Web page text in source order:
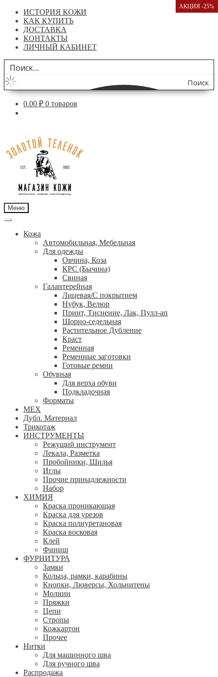
ИСТОРИЯ КОЖИ
КАК КУПИТЬ
ДОСТАВКА
КОНТАКТЫ
ЛИЧНЫЙ КАБИНЕТ
Поиск
по
0.00 ₽ 0 товаров
навигации
содержимому
Меню
Кожа
Автомобильная, Мебельная
Для одежды
Овчина, Коза
КРС (Бычина)
Свиная
Галантерейная
Лицевая/С покрытием
Нубук, Велюр
Принт, Тиснение, Лак, Пулл-ап
Шорно-седельная
Растительное Дубление
Краст
Ременная
Ременные заготовки
Готовые ремни
Обувная
Для верха обуви
Подкладочная
Форматы
МЕХ
Дубл. Материал
Трикотаж
ИНСТРУМЕНТЫ
Режущий инструмент
Лекала, Разметка
Пробойники, Шилья
Иглы
Прочие принадлежности
Набор
ХИМИЯ
Краска проникающая
Краска для урезов
Краска полиуретановая
Краска восковая
Клей
Финиш
ФУРНИТУРА
Замки
Кольца, рамки, карабины
Кнопки, Люверсы, Хольнитены
Молнии
Пряжки
Цепи
Стропы
Кожкартон
Прочее
Нитки
Для машинного шва
Для ручного шва
Распродажа
АКЦИЯ -25%